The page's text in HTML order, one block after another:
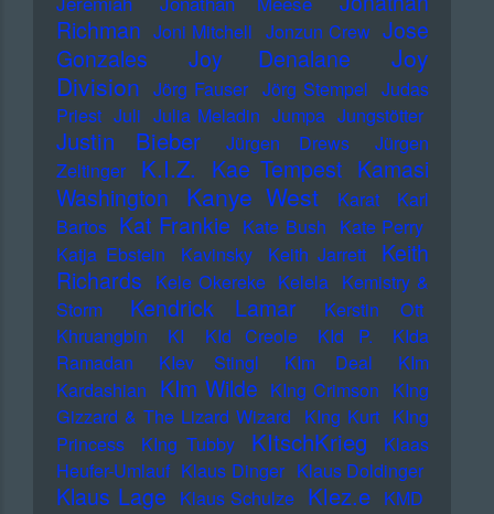
Richman Joni Mitchell Jonzun Crew Jose
Gonzales
Joy Denalane
Joy
Division Jörg Fauser Jörg Stempel Judas
Priest Juli Julia Meladin Jumpa Jungstötter
Justin Bieber Jürgen Drews
Jürgen
Zeltinger
K.I.Z. Kae Tempest Kamasi
Washington
Kanye West Karat
Karl
Bartos Kat Frankie Kate Bush Kate Perry
Katja Ebstein
Kavinsky Keith Jarrett
Keith
Richards Kele Okereke Kelela Kemistry &
Storm
Kendrick Lamar
Kerstin Ott
Khruangbin
KI KId Creole KId P.
KIda
Ramadan
KIev Stingl KIm Deal
KIm
Kardashian KIm Wilde KIng Crimson KIng
Gizzard & The Lizard Wizard KIng Kurt KIng
Princess
KIng Tubby KItschKrieg
Klaas
Heufer-Umlauf Klaus Dinger Klaus Doldinger
Klaus Lage Klaus Schulze Klez.e KMD